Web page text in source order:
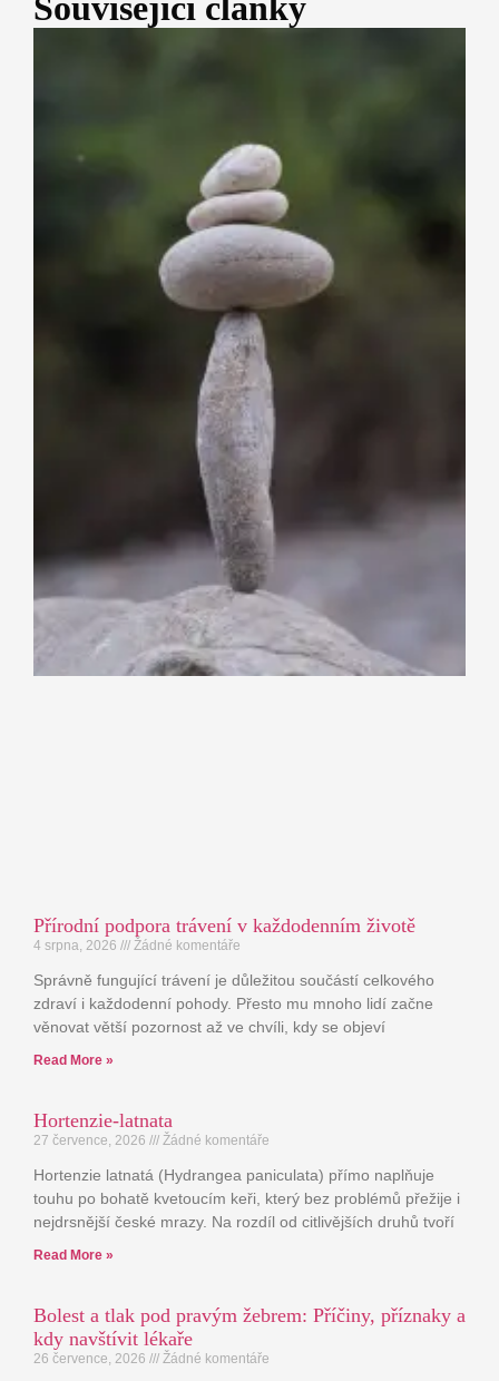
Přírodní podpora trávení v každodenním životě
4 srpna, 2026 Žádné komentáře
Správně fungující trávení je důležitou součástí celkového
zdraví i každodenní pohody. Přesto mu mnoho lidí začne
věnovat větší pozornost až ve chvíli, kdy se objeví
Read More »
Hortenzie-latnata
27 července, 2026 Žádné komentáře
Hortenzie latnatá (Hydrangea paniculata) přímo naplňuje
touhu po bohatě kvetoucím keři, který bez problémů přežije i
nejdrsnější české mrazy. Na rozdíl od citlivějších druhů tvoří
Read More »
Bolest a tlak pod pravým žebrem: Příčiny, příznaky a
kdy navštívit lékaře
26 července, 2026 Žádné komentáře